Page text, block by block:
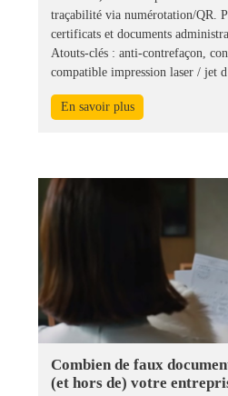
traçabilité via numérotation/QR.
certificats et documents
Atouts-clés : anti-contrefaçon,
compatible impression laser / jet
En savoir plus
Combien de faux
(et hors de) votre